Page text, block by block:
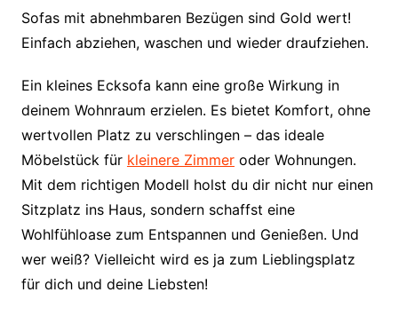
Sofas mit abnehmbaren Bezügen sind Gold wert!
Einfach abziehen, waschen und wieder draufziehen.
Ein kleines Ecksofa kann eine große Wirkung in
deinem Wohnraum erzielen. Es bietet Komfort, ohne
wertvollen Platz zu verschlingen – das ideale
Möbelstück für kleinere Zimmeroder Wohnungen.
Mit dem richtigen Modell holst du dir nicht nur einen
Sitzplatz ins Haus, sondern schaffst eine
Wohlfühloase zum Entspannen und Genießen. Und
wer weiß? Vielleicht wird es ja zum Lieblingsplatz
für dich und deine Liebsten!